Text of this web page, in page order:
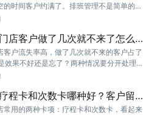
的时间客户约满了。排班管理不是简单的排
衡客户需求、技师能力和房间资源。
店客户做了几次就不来了怎么
案试试
客户流失率高，做了几次就不来的客户占了
效果不好还是忘了？两种情况要分开处理。
醒方案，实测有效。
程卡和次数卡哪种好？客户留存
常用的两种卡项：疗程卡和次数卡，看起来